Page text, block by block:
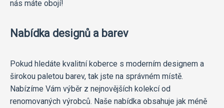
nás máte obojí!
Nabídka designů a barev
Pokud hledáte kvalitní koberce s moderním designem a
širokou paletou barev, tak jste na správném místě.
Nabízíme Vám výběr z nejnovějších kolekcí od
renomovaných výrobců. Naše nabídka obsahuje jak méně